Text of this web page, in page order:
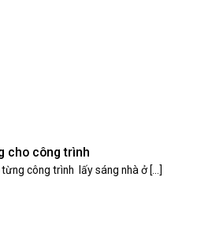
cho công trình
công trình lấy sáng nhà ở [...]